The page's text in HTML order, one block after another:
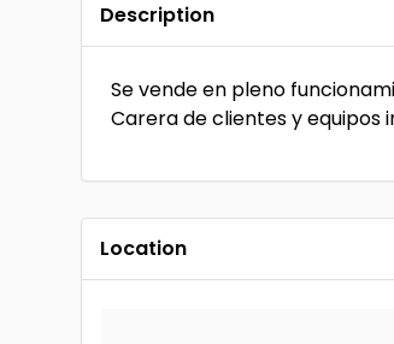
Description
Se vende en pleno
Carera de clientes y equipos
Location